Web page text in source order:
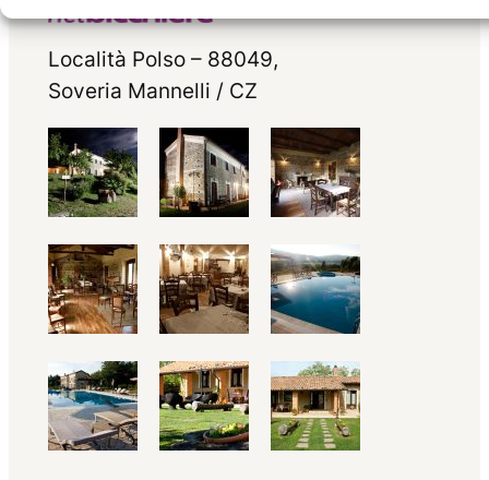
Località Polso – 88049,
Soveria Mannelli / CZ